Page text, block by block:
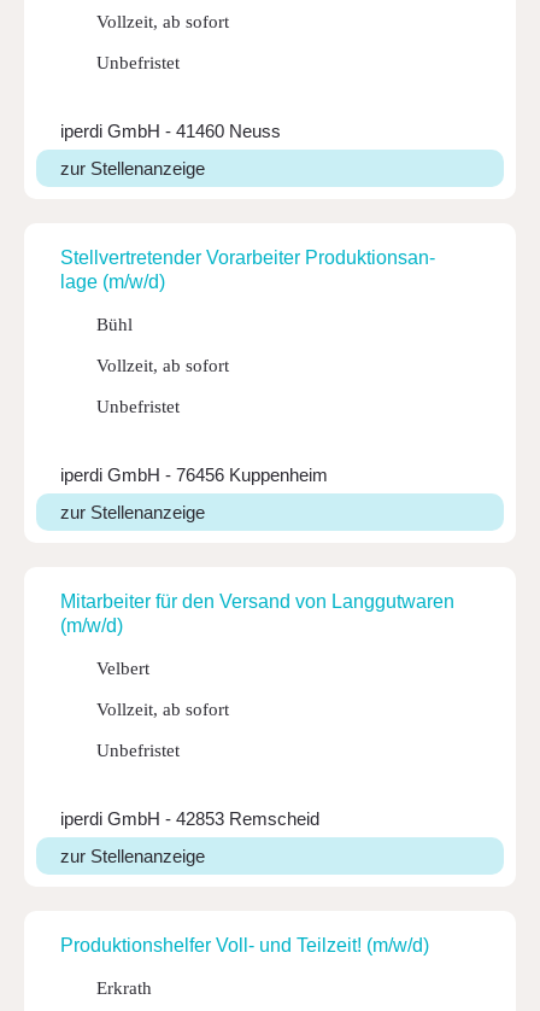
Vollzeit, ab sofort
Unbefristet
iperdi GmbH - 41460 Neuss
zur Stellenanzeige
Stell­ver­tre­tender Vorar­beiter Produk­ti­ons­an­
lage (m/w/d)
Bühl
Vollzeit, ab sofort
Unbefristet
iperdi GmbH - 76456 Kuppenheim
zur Stellenanzeige
Mitar­beiter für den Versand von Lang­gut­waren
(m/w/d)
Velbert
Vollzeit, ab sofort
Unbefristet
iperdi GmbH - 42853 Remscheid
zur Stellenanzeige
Produk­ti­ons­helfer Voll- und Teil­zeit! (m/w/d)
Erkrath